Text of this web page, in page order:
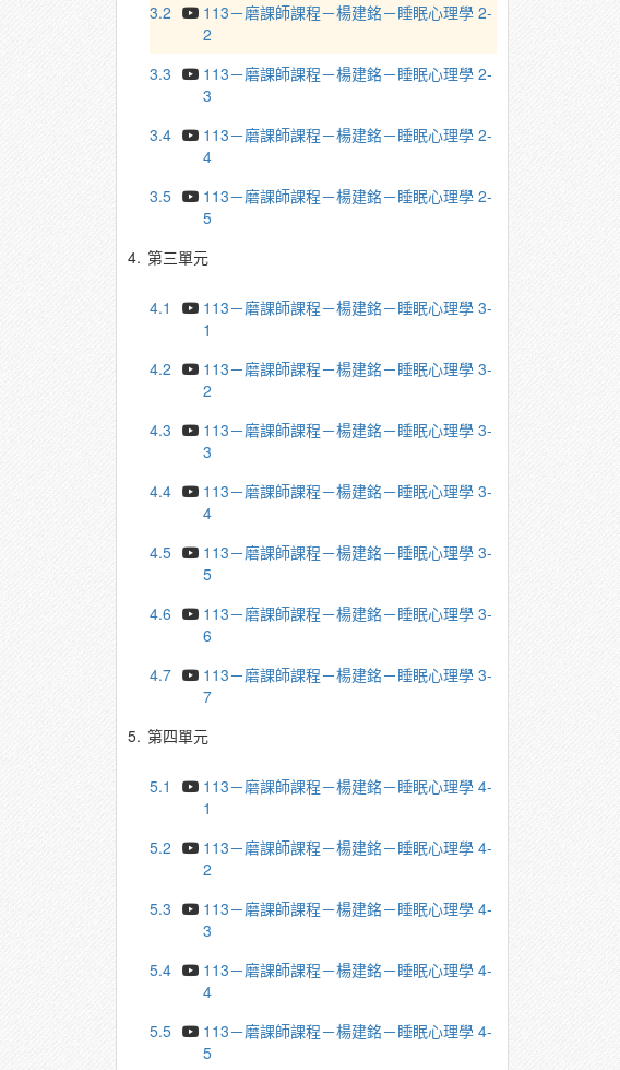
3.2
113－磨課師課程－楊建銘－睡眠心理學 2-
2
3.3
113－磨課師課程－楊建銘－睡眠心理學 2-
3
3.4
113－磨課師課程－楊建銘－睡眠心理學 2-
4
3.5
113－磨課師課程－楊建銘－睡眠心理學 2-
5
4. 第三單元
4.1
113－磨課師課程－楊建銘－睡眠心理學 3-
1
4.2
113－磨課師課程－楊建銘－睡眠心理學 3-
2
4.3
113－磨課師課程－楊建銘－睡眠心理學 3-
3
4.4
113－磨課師課程－楊建銘－睡眠心理學 3-
4
4.5
113－磨課師課程－楊建銘－睡眠心理學 3-
5
4.6
113－磨課師課程－楊建銘－睡眠心理學 3-
6
4.7
113－磨課師課程－楊建銘－睡眠心理學 3-
7
5. 第四單元
5.1
113－磨課師課程－楊建銘－睡眠心理學 4-
1
5.2
113－磨課師課程－楊建銘－睡眠心理學 4-
2
5.3
113－磨課師課程－楊建銘－睡眠心理學 4-
3
5.4
113－磨課師課程－楊建銘－睡眠心理學 4-
4
5.5
113－磨課師課程－楊建銘－睡眠心理學 4-
5